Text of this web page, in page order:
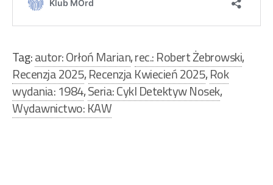
Tag:autor: Orłoń Marian,rec.: Robert Żebrowski,
Recenzja 2025,Recenzja Kwiecień 2025,Rok
wydania: 1984,Seria: Cykl Detektyw Nosek,
Wydawnictwo: KAW